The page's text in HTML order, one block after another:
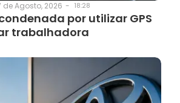
de Agosto, 2026 - 18:28
por utilizar GPS
trabalhadora